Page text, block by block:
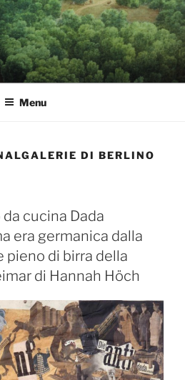
DELL'OPERA
capirle e imparare ad amarle
Menu
DI BERLINO
cucina Dada
era germanica dalla
di birra della
di Hannah Höch